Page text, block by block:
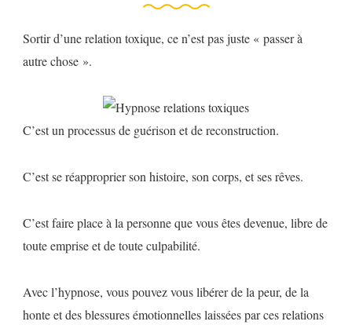
Sortir d’une relation toxique, ce n’est pas juste « passer à
autre chose ».
C’est un processus de guérison et de reconstruction.
C’est se réapproprier son histoire, son corps, et ses rêves.
C’est faire place à la personne que vous êtes devenue, libre de
toute emprise et de toute culpabilité.
Avec l’hypnose, vous pouvez vous libérer de la peur, de la
honte et des blessures émotionnelles laissées par ces relations